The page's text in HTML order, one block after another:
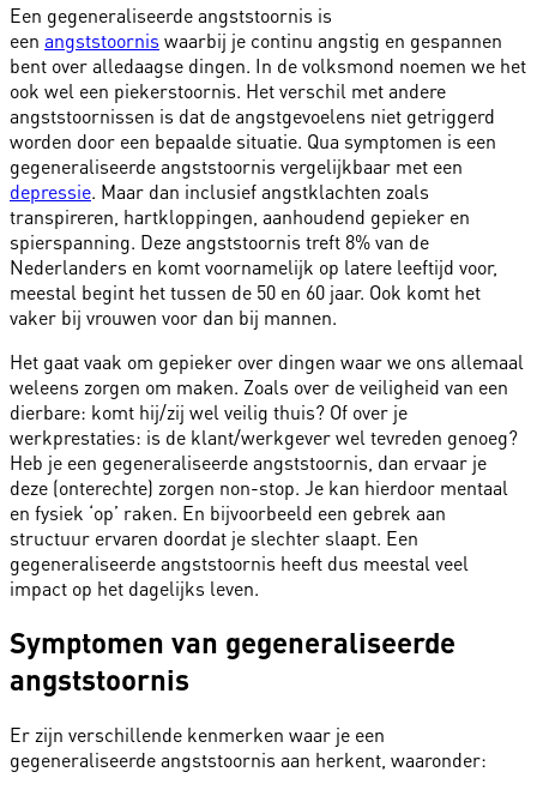
Een gegeneraliseerde angststoornis is
een angststoornis waarbij je continu angstig en gespannen
bent over alledaagse dingen. In de volksmond noemen we het
ook wel een piekerstoornis. Het verschil met andere
angststoornissen is dat de angstgevoelens niet getriggerd
worden door een bepaalde situatie. Qua symptomen is een
gegeneraliseerde angststoornis vergelijkbaar met een
depressie. Maar dan inclusief angstklachten zoals
transpireren, hartkloppingen, aanhoudend gepieker en
spierspanning. Deze angststoornis treft 8% van de
Nederlanders en komt voornamelijk op latere leeftijd voor,
meestal begint het tussen de 50 en 60 jaar. Ook komt het
vaker bij vrouwen voor dan bij mannen.
Het gaat vaak om gepieker over dingen waar we ons allemaal
weleens zorgen om maken. Zoals over de veiligheid van een
dierbare: komt hij/zij wel veilig thuis? Of over je
werkprestaties: is de klant/werkgever wel tevreden genoeg?
Heb je een gegeneraliseerde angststoornis, dan ervaar je
deze (onterechte) zorgen non-stop. Je kan hierdoor mentaal
en fysiek ‘op’ raken. En bijvoorbeeld een gebrek aan
structuur ervaren doordat je slechter slaapt. Een
gegeneraliseerde angststoornis heeft dus meestal veel
impact op het dagelijks leven.
Symptomen van gegeneraliseerde
angststoornis
Er zijn verschillende kenmerken waar je een
gegeneraliseerde angststoornis aan herkent, waaronder: